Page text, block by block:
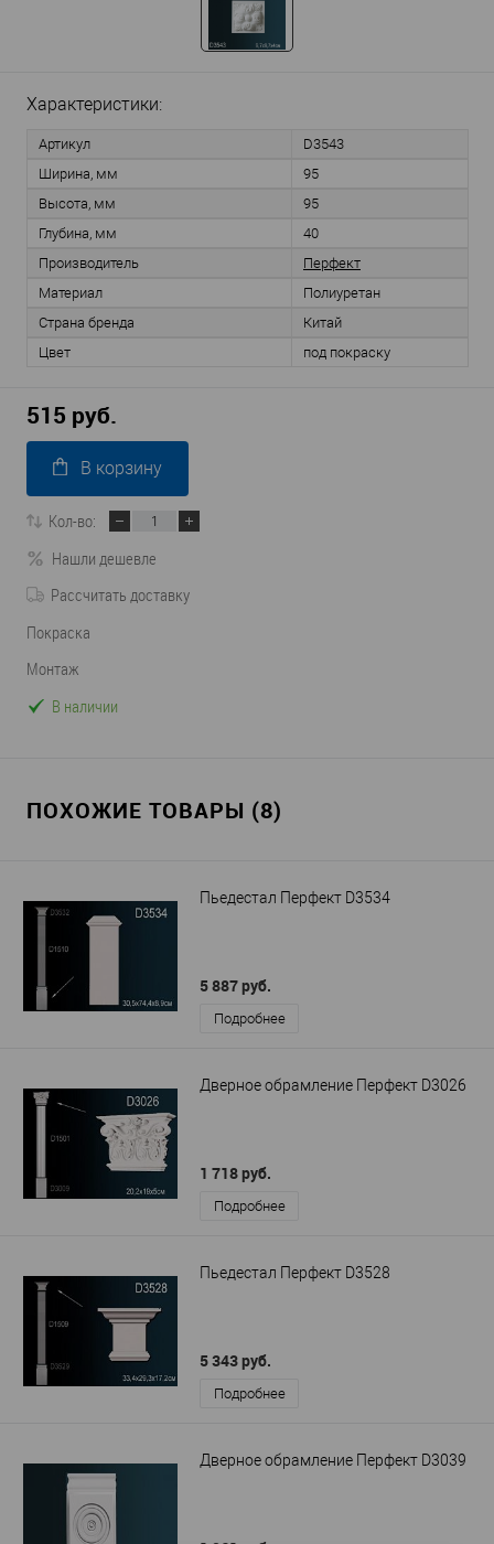
Характеристики:
Артикул
D3543
Ширина, мм
95
Высота, мм
95
Глубина, мм
40
Производитель
Перфект
Материал
Полиуретан
Страна бренда
Китай
Цвет
под покраску
515 руб.
В корзину
Кол-во:
Нашли дешевле
Рассчитать доставку
Покраска
Монтаж
В наличии
ПОХОЖИЕ ТОВАРЫ (8)
Пьедестал Перфект D3534
5 887 руб.
Подробнее
Дверное обрамление Перфект D3026
1 718 руб.
Подробнее
Пьедестал Перфект D3528
5 343 руб.
Подробнее
Дверное обрамление Перфект D3039